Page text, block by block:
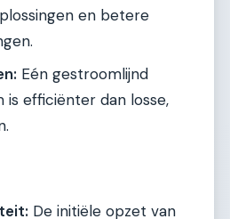
en betere
Eén gestroomlijnd
efficiënter dan losse,
De initiële opzet van